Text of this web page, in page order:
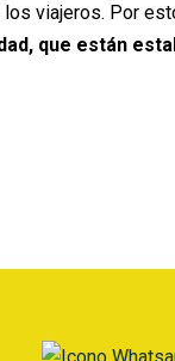
viajeros. Por
que están